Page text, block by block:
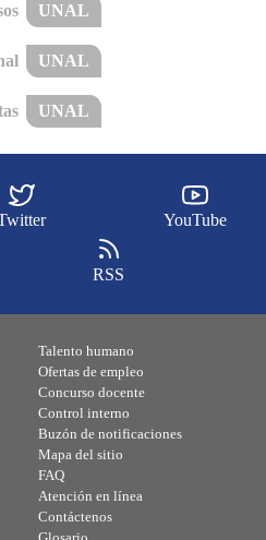
UNAL
UNAL
UNAL
YouTube
RSS
Talento humano
Ofertas de empleo
Concurso docente
Control interno
Buzón de notificaciones
Mapa del sitio
FAQ
Atención en línea
Contáctenos